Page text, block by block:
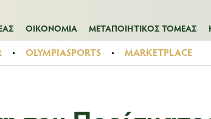
ΟΙΚΟΝΟΜΙΑ ΜΕΤΑΠΟΙΗΤΙΚΟΣ ΤΟΜΕΑΣ
OLYMPIASPORTS MARKETPLACE